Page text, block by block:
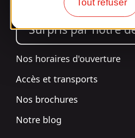
Tout refuser
Surpris par notre
Nos horaires d'ouverture
Accès et transports
Nos brochures
Notre blog